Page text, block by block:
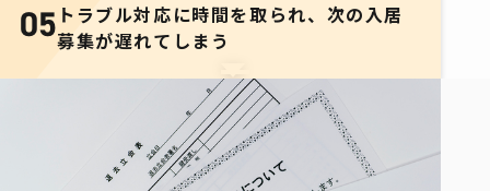
05 トラブル対応に時間を取られ、 次の入居
募集が遅れてしまう